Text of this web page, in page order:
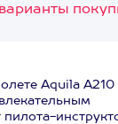
Aquila A210
пилота-